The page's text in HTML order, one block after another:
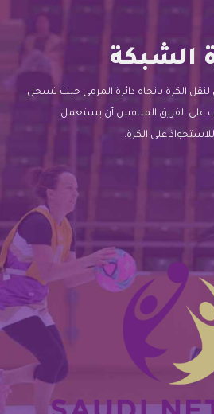
الشبكة
الكرة باتجاه دائرة المرمى حيث تسجل
على الفريق المنافس أن يستعمل
على الكرة.